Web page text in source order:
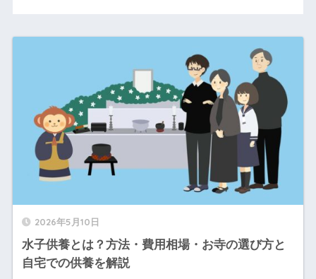
2026年5月10日
水子供養とは？方法・費用相場・お寺の選び方と
自宅での供養を解説